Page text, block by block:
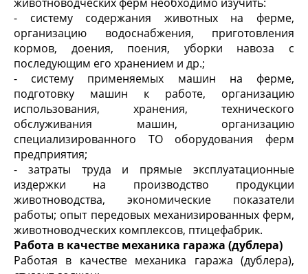
- систему содержания животных на ферме,
организацию водоснабжения, приготовления
кормов, доения, поения, уборки навоза с
последующим его хранением и др.;
- систему применяемых машин на ферме,
подготовку машин к работе, организацию
использования, хранения, технического
обслуживания машин, организацию
специализированного ТО оборудования ферм
предприятия;
- затраты труда и прямые эксплуатационные
издержки на производство продукции
животноводства, экономические показатели
работы; опыт передовых механизированных ферм,
животноводческих комплексов, птицефабрик.
Работа в качестве механика гаража (дублера)
Работая в качестве механика гаража (дублера),